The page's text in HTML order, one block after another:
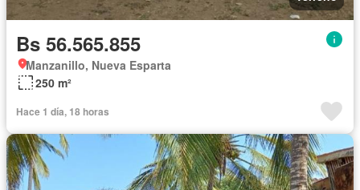
Bs 56.565.855
Manzanillo, Nueva Esparta
250 m²
Hace 1 día, 18 horas